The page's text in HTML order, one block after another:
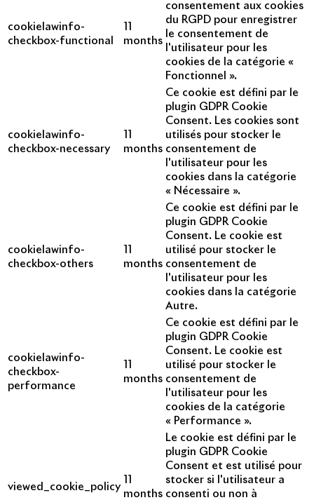
cookielawinfo-
checkbox-functional
months
consentement aux cookies
du RGPD pour enregistrer
le consentement de
l'utilisateur pour les
cookies de la catégorie «
Fonctionnel ».
cookielawinfo-
checkbox-necessary
months
Ce cookie est défini par le
plugin GDPR Cookie
Consent. Les cookies sont
utilisés pour stocker le
consentement de
l'utilisateur pour les
cookies dans la catégorie
« Nécessaire ».
cookielawinfo-
checkbox-others
months
Ce cookie est défini par le
plugin GDPR Cookie
Consent. Le cookie est
utilisé pour stocker le
consentement de
l'utilisateur pour les
cookies dans la catégorie
Autre.
cookielawinfo-
checkbox-
performance
months
Ce cookie est défini par le
plugin GDPR Cookie
Consent. Le cookie est
utilisé pour stocker le
consentement de
l'utilisateur pour les
cookies de la catégorie
« Performance ».
viewed_cookie_policy
months
Le cookie est défini par le
plugin GDPR Cookie
Consent et est utilisé pour
stocker si l'utilisateur a
consenti ou non à